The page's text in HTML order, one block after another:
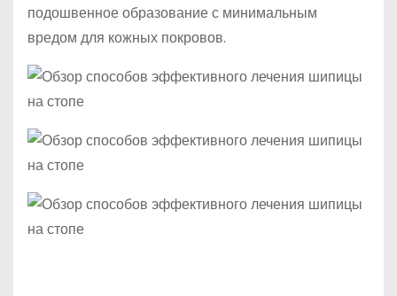
подошвенное образование с минимальным
вредом для кожных покровов.